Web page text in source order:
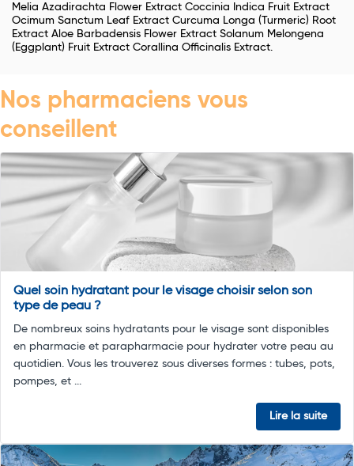
Melia Azadirachta Flower Extract Coccinia Indica Fruit Extract
Ocimum Sanctum Leaf Extract Curcuma Longa (Turmeric) Root
Extract Aloe Barbadensis Flower Extract Solanum Melongena
(Eggplant) Fruit Extract Corallina Officinalis Extract.
Nos pharmaciens vous
conseillent
Quel soin hydratant pour le visage choisir selon son
type de peau ?
De nombreux soins hydratants pour le visage sont disponibles
en pharmacie et parapharmacie pour hydrater votre peau au
quotidien. Vous les trouverez sous diverses formes : tubes, pots,
pompes, et ...
Lire la suite